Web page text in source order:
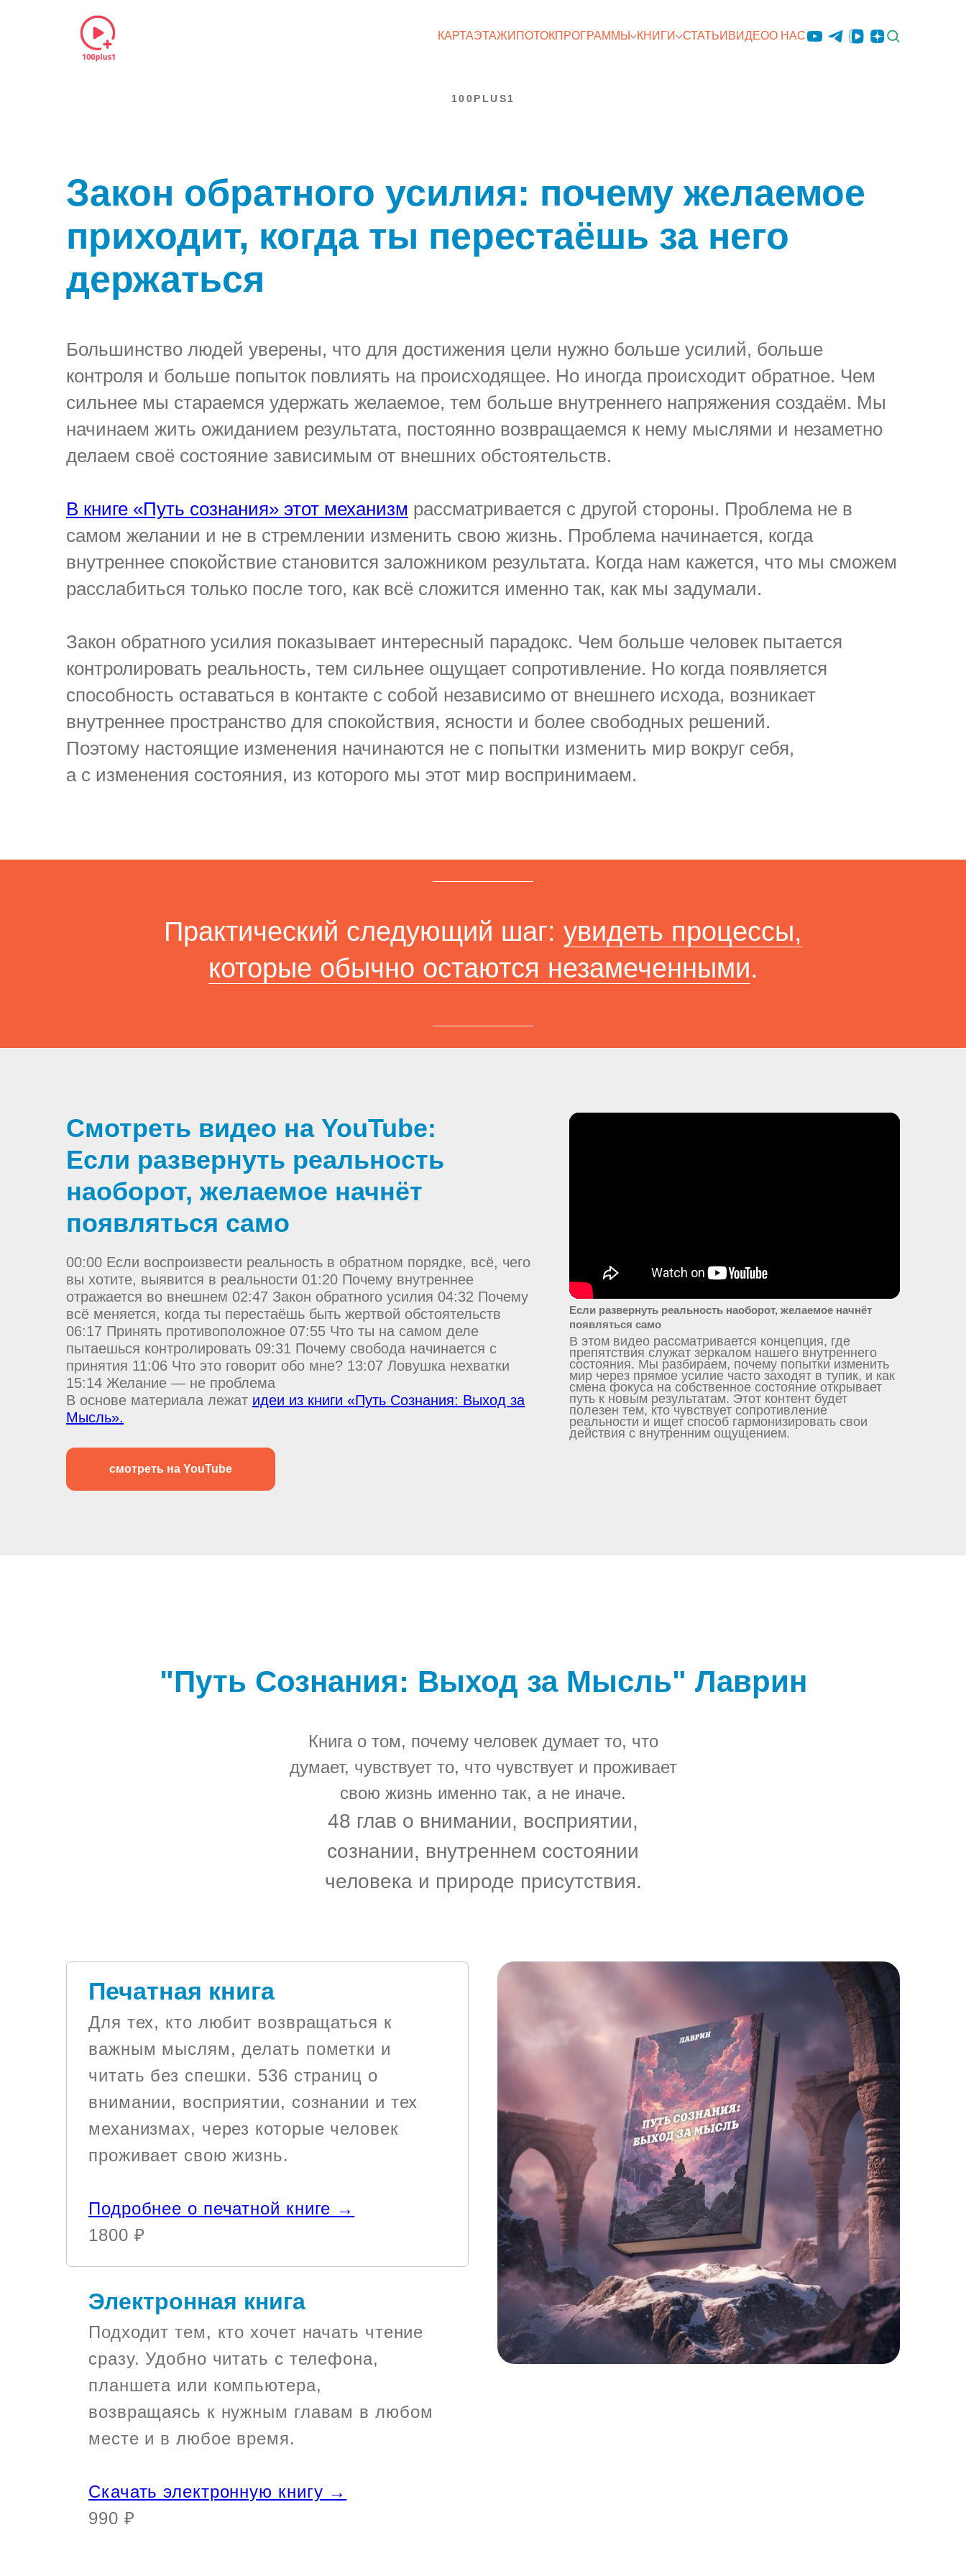
КАРТАЭТАЖИ ПОТОКПРОГРАММЫ КНИГИ СТАТЬИ ВИДЕОО НАС
100PLUS1
Закон обратного усилия: почему желаемое
приходит, когда ты перестаёшь за него
держаться
Большинство людей уверены, что для достижения цели нужно больше усилий, больше
контроля и больше попыток повлиять на происходящее. Но иногда происходит обратное. Чем
сильнее мы стараемся удержать желаемое, тем больше внутреннего напряжения создаём. Мы
начинаем жить ожиданием результата, постоянно возвращаемся к нему мыслями и незаметно
делаем своё состояние зависимым от внешних обстоятельств.
В книге «Путь сознания» этот механизм рассматривается с другой стороны. Проблема не в
самом желании и не в стремлении изменить свою жизнь. Проблема начинается, когда
внутреннее спокойствие становится заложником результата. Когда нам кажется, что мы сможем
расслабиться только после того, как всё сложится именно так, как мы задумали.
Закон обратного усилия показывает интересный парадокс. Чем больше человек пытается
контролировать реальность, тем сильнее ощущает сопротивление. Но когда появляется
способность оставаться в контакте с собой независимо от внешнего исхода, возникает
внутреннее пространство для спокойствия, ясности и более свободных решений.
Поэтому настоящие изменения начинаются не с попытки изменить мир вокруг себя,
а с изменения состояния, из которого мы этот мир воспринимаем.
Практический следующий шаг: увидеть процессы,
которые обычно остаются незамеченными.
Смотреть видео на YouTube:
Если развернуть реальность
наоборот, желаемое начнёт
появляться само
00:00 Если воспроизвести реальность в обратном порядке, всё, чего
вы хотите, выявится в реальности 01:20 Почему внутреннее
отражается во внешнем 02:47 Закон обратного усилия 04:32 Почему
всё меняется, когда ты перестаёшь быть жертвой обстоятельств
06:17 Принять противоположное 07:55 Что ты на самом деле
пытаешься контролировать 09:31 Почему свобода начинается с
принятия 11:06 Что это говорит обо мне? 13:07 Ловушка нехватки
15:14 Желание — не проблема
В основе материала лежат идеи из книги «Путь Сознания: Выход за
Мысль».
смотреть на YouTube
Если развернуть реальность наоборот, желаемое начнёт
появляться само
В этом видео рассматривается концепция, где
препятствия служат зеркалом нашего внутреннего
состояния. Мы разбираем, почему попытки изменить
мир через прямое усилие часто заходят в тупик, и как
смена фокуса на собственное состояние открывает
путь к новым результатам. Этот контент будет
полезен тем, кто чувствует сопротивление
реальности и ищет способ гармонизировать свои
действия с внутренним ощущением.
"Путь Сознания: Выход за Мысль" Лаврин
Книга о том, почему человек думает то, что
думает, чувствует то, что чувствует и проживает
свою жизнь именно так, а не иначе.
48 глав о внимании, восприятии,
сознании, внутреннем состоянии
человека и природе присутствия.
Печатная книга
Для тех, кто любит возвращаться к
важным мыслям, делать пометки и
читать без спешки. 536 страниц о
внимании, восприятии, сознании и тех
механизмах, через которые человек
проживает свою жизнь.
Подробнее о печатной книге →
1800 ₽
Электронная книга
Подходит тем, кто хочет начать чтение
сразу. Удобно читать с телефона,
планшета или компьютера,
возвращаясь к нужным главам в любом
месте и в любое время.
Скачать электронную книгу →
990 ₽